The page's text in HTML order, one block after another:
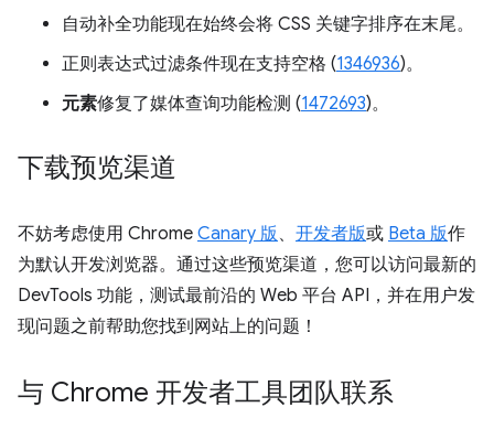
自动补全功能现在始终会将 CSS 关键字排序在末尾。
正则表达式过滤条件现在支持空格 (1346936)。
元素修复了媒体查询功能检测 (1472693)。
下载预览渠道
不妨考虑使用 Chrome Canary 版 、 开发者版或 Beta 版作
为默认开发浏览器。通过这些预览渠道，您可以访问最新的
DevTools 功能，测试最前沿的 Web 平台 API，并在用户发
现问题之前帮助您找到网站上的问题！
与 Chrome 开发者工具团队联系